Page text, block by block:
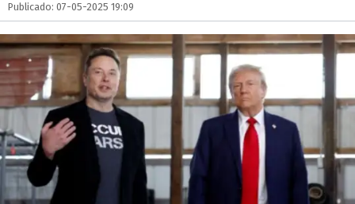
Publicado: 07-05-2025 19:09